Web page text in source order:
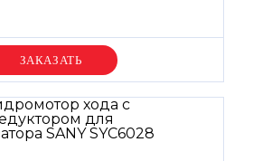
Уточняйте цену